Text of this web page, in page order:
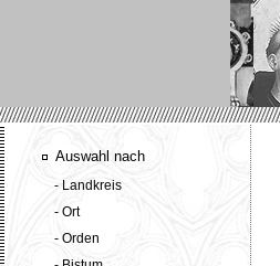
Auswahl nach
- Landkreis
- Ort
- Orden